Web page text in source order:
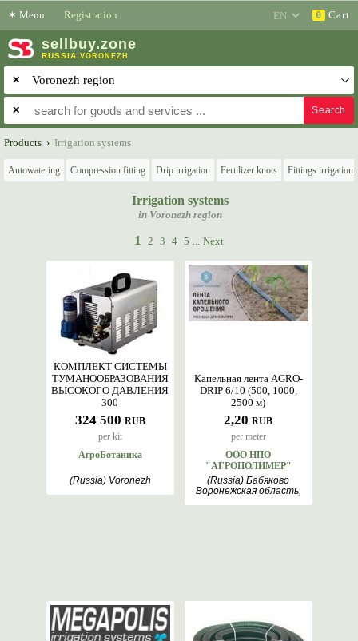
✶ Menu Registration 0 Cart
sell buy.zone
RUSSIA VORONEZH
✕
✕
Products › Irrigation systems
Autowatering Compression fitting Drip irrigation Fertilizer knots Fittings irrigation
Irrigation systems
in Voronezh region
1 2 3 4 5 ... Next
324 500 RUB
per kit
КОМПЛЕКТ СИСТЕМЫ
ТУМАНООБРАЗОВАНИЯ
ВЫСОКОГО ДАВЛЕНИЯ
300
АгроБотаника
(Russia) Voronezh
2,20 RUB
per meter
Капельная лента AGRO-
DRIP 6/10 (500, 1000,
2500 м)
ООО НПО
"АГРОПОЛИМЕР"
(Russia) Бабяково
Воронежская область,